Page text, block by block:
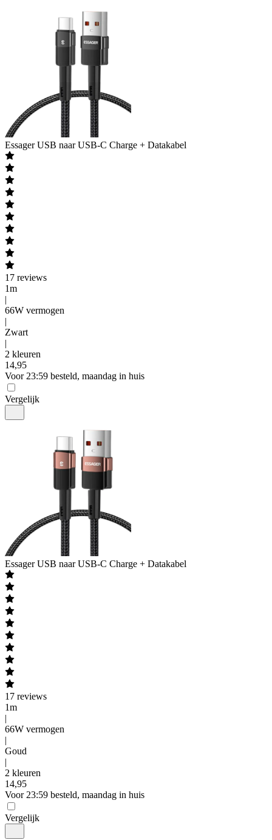
Essager USB naar USB-C Charge + Datakabel
17 reviews
1m
|
66W vermogen
|
Zwart
|
2 kleuren
14,95
Voor 23:59 besteld, maandag in huis
Vergelijk
Essager USB naar USB-C Charge + Datakabel
17 reviews
1m
|
66W vermogen
|
Goud
|
2 kleuren
14,95
Voor 23:59 besteld, maandag in huis
Vergelijk